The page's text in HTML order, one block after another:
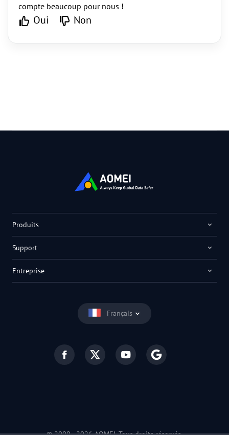
compte beaucoup pour nous !
Oui Non
Français
Produits
Support
Entreprise